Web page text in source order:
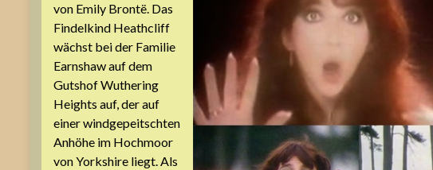
von Emily Brontë. Das
Findelkind Heathcliff
wächst bei der Familie
Earnshaw auf dem
Gutshof Wuthering
Heights auf, der auf
einer windgepeitschten
Anhöhe im Hochmoor
von Yorkshire liegt. Als